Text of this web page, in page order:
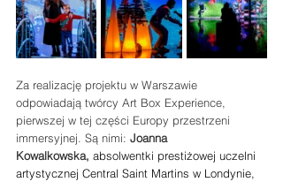
Za realizację projektu w Warszawie
odpowiadają twórcy Art Box Experience,
pierwszej w tej części Europy przestrzeni
immersyjnej. Są nimi: Joanna
Kowalkowska, absolwentki prestiżowej uczelni
artystycznej Central Saint Martins w Londynie,